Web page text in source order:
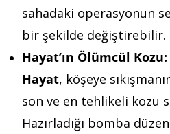
sahadaki operasyonun
bir şekilde değiştirebilir.
Hayat’ın Ölümcül Kozu:
Hayat, köşeye
son ve en tehlikeli kozu
Hazırladığı bomba